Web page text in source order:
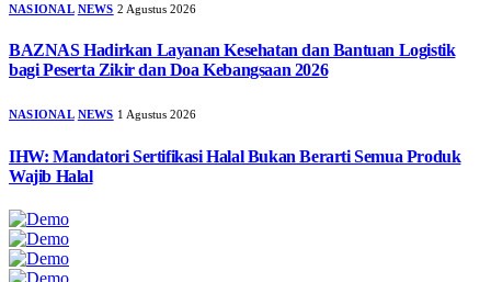
NASIONAL NEWS 2 Agustus 2026
BAZNAS Hadirkan Layanan Kesehatan dan Bantuan Logistik
bagi Peserta Zikir dan Doa Kebangsaan 2026
NASIONAL NEWS 1 Agustus 2026
IHW: Mandatori Sertifikasi Halal Bukan Berarti Semua Produk
Wajib Halal